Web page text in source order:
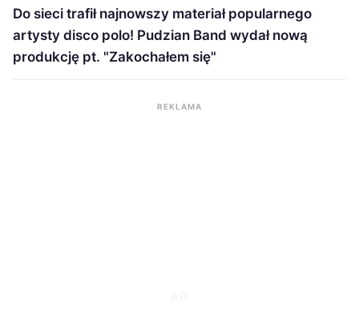
Do sieci trafił najnowszy materiał popularnego
artysty disco polo! Pudzian Band wydał nową
produkcję pt. "Zakochałem się"
REKLAMA